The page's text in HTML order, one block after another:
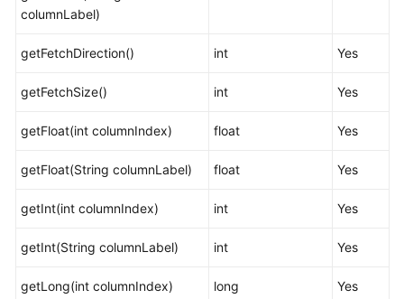
数
库
全
数
库
用
门
columnLabel)
getFetchDirection() int Yes
getFetchSize() int Yes
getFloat(int columnIndex) float Yes
getFloat(String columnLabel) float Yes
getInt(int columnIndex) int Yes
getInt(String columnLabel) int Yes
getLong(int columnIndex) long Yes